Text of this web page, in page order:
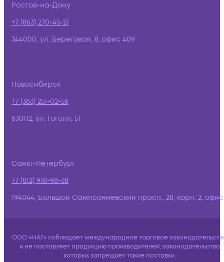
Ростов-на-Дону
+7 (863) 270-45-21
344000, ул. Береговая, 8, офис 409
Новосибирск
+7 (383) 251-02-56
630112, ул. Гоголя, 51
Санкт-Петербург
+7 (812) 918-98-38
194044, Большой Сампсониевский просп., 28, корп. 2,
ООО «НАГ» соблюдает международное торговое
и не поставляет продукцию производителей, законодательство
которых запрещает такие поставки.